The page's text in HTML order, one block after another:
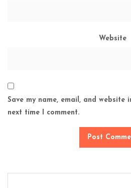
Website
Save my name, email, and
next time I comment.